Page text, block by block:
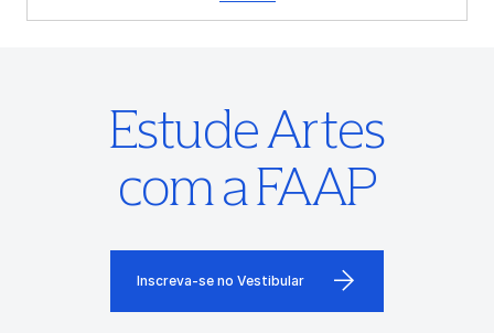
Estude Artes
com a FAAP
Inscreva-se no Vestibular